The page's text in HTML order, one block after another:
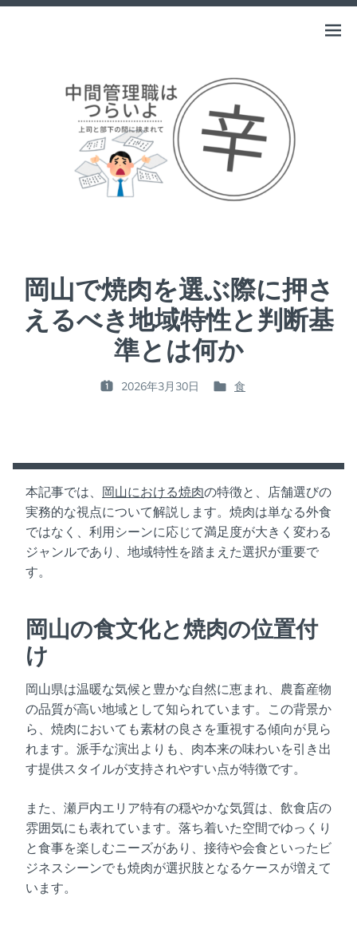
Skip
Open
岡山で焼肉を選ぶ際に押さ
えるべき地域特性と判断基
準とは何か
P
E
O
N
:
2026年3月30日
P
E
I
N
:
食
本記事では、 岡山における焼肉の特徴と、店舗選びの
実務的な視点について解説します。焼肉は単なる外食
ではなく、利用シーンに応じて満足度が大きく変わる
ジャンルであり、地域特性を踏まえた選択が重要で
す。
岡山の食文化と焼肉の位置付
け
岡山県は温暖な気候と豊かな自然に恵まれ、農畜産物
の品質が高い地域として知られています。この背景か
ら、焼肉においても素材の良さを重視する傾向が見ら
れます。派手な演出よりも、肉本来の味わいを引き出
す提供スタイルが支持されやすい点が特徴です。
また、瀬戸内エリア特有の穏やかな気質は、飲食店の
雰囲気にも表れています。落ち着いた空間でゆっくり
と食事を楽しむニーズがあり、接待や会食といったビ
ジネスシーンでも焼肉が選択肢となるケースが増えて
います。